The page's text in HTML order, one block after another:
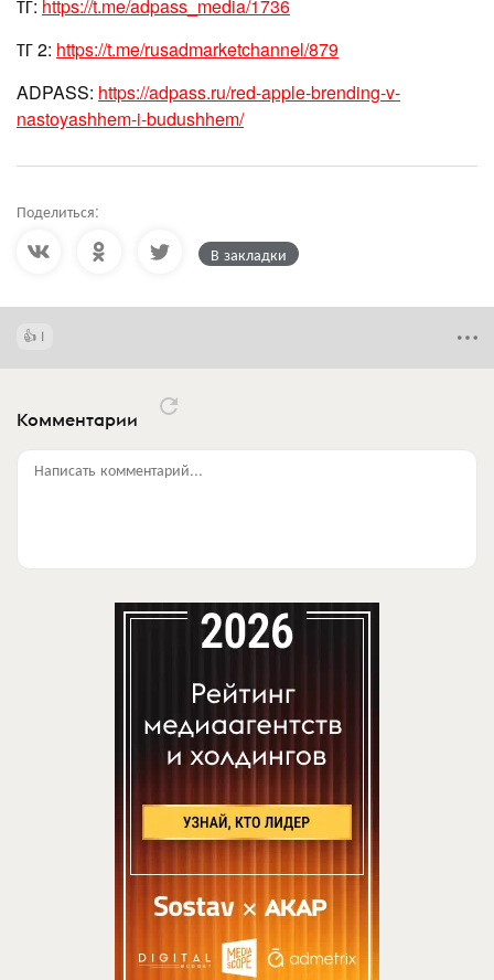
ТГ: https://t.me/adpass_media/1736
ТГ 2: https://t.me/rusadmarketchannel/879
ADPASS: https://adpass.ru/red-apple-brending-v-
nastoyashhem-i-budushhem/
Поделиться:
В закладки
1
Комментарии
Написать комментарий...